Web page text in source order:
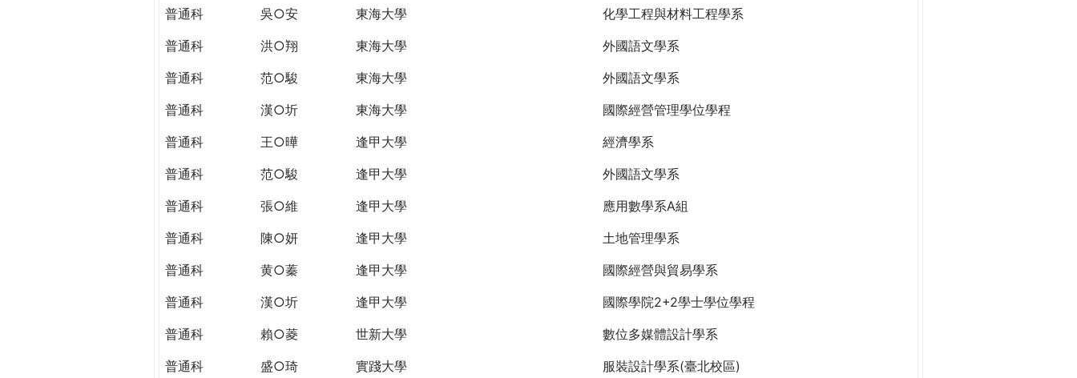
普通科
吳○安 東海大學
化學工程與材料工程學系
普通科
洪○翔 東海大學
外國語文學系
普通科
范○駿 東海大學
外國語文學系
普通科
漢○圻 東海大學
國際經營管理學位學程
普通科
王○曄 逢甲大學
經濟學系
普通科
范○駿 逢甲大學
外國語文學系
普通科
張○維 逢甲大學
應用數學系A組
普通科
陳○妍 逢甲大學
土地管理學系
普通科
黄○蓁 逢甲大學
國際經營與貿易學系
普通科
漢○圻 逢甲大學
國際學院2+2學士學位學程
普通科
賴○菱 世新大學
數位多媒體設計學系
普通科
盛○琦 實踐大學
服裝設計學系(臺北校區)